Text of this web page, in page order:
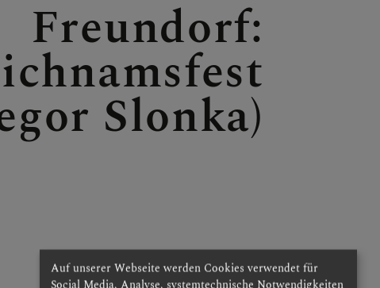
Freundorf:
Slonka)
Auf unserer Webseite werden Cookies verwendet für
Social Media, Analyse, systemtechnische Notwendigkeiten